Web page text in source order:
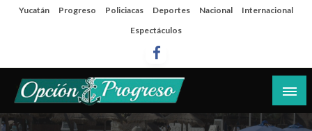
SaltaYucatán Progreso Policiacas Deportes Nacional
Internacional
Espectáculos
Opción Progreso
Las noticias del día a día del puerto